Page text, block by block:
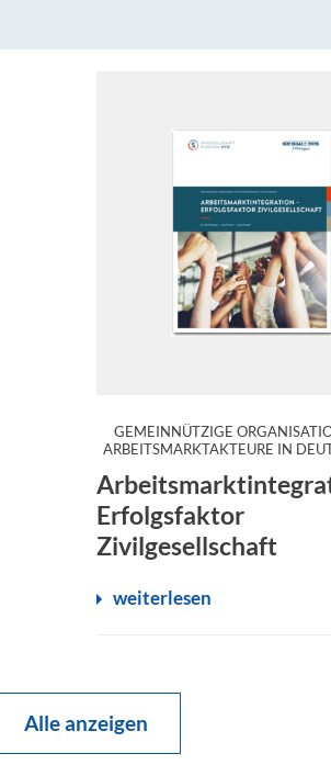
Basis das
GEMEINNÜTZIGE
ARBEITSMARKTAKTEURE IN
Erfolgsfaktor
Zivilgesellschaft
Der Stifterverband und die
weiterlesen
Alle anzeigen